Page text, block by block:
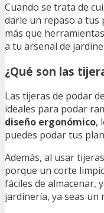
Cuando se trata de
darle un repaso a tus
más que
a tu arsenal de
¿Qué son las
Las tijeras de podar
ideales para podar
diseño ergonómico,
puedes podar tus
Además, al usar
porque un corte
fáciles de almacenar,
jardinería, ya seas